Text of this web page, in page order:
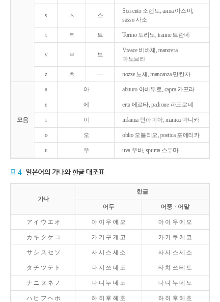
s ㅅ 스
Sorrento 소렌토, asma 아스마,
sasso 사소
t ㅌ 트 Torino 토리노, tranne 트란네
v ㅂ 브
Vivace 비바체, manovra
마노브라
z ㅊ ― nozze 노체, mancanza 만칸차
모음
a 아 abituro 아비투로, capra 카프라
e 에 erta 에르타, padrone 파드로네
i 이 infamia 인파미아, manica 마니카
o 오 oblio 오블리오, poetica 포에티카
u 우 uva 우바, spuma 스푸마
표 4 일본어의 가나와 한글 대조표
가나
한글
어두 어중ㆍ어말
ア イ ウ エ オ 아 이 우 에 오 아 이 우 에 오
カ キ ク ケ コ 가 기 구 게 고 카 키 쿠 케 코
サ シ ス セ ソ 사 시 스 세 소 사 시 스 세 소
タ チ ツ テ ト 다 지 쓰 데 도 타 치 쓰 테 토
ナ ニ ヌ ネ ノ 나 니 누 네 노 나 니 누 네 노
ハ ヒ フ ヘ ホ 하 히 후 헤 호 하 히 후 헤 호